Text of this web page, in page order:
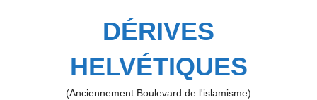
DÉRIVES
HELVÉTIQUES
(Anciennement Boulevard de l'islamisme)